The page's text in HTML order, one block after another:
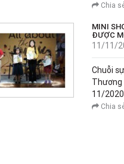
Chia
MINI
ĐƯỢC
11/11/
Chuỗi
Thương
11/
Chia